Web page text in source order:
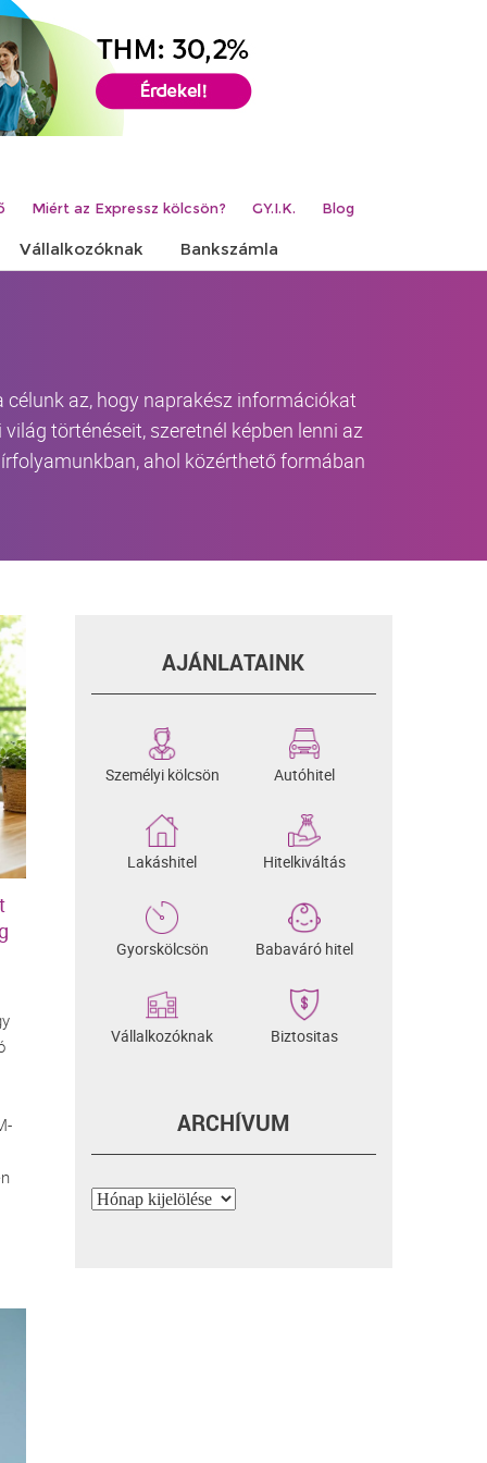
Miért az Expressz kölcsön? GY.I.K. Blog
Vállalkozóknak Bankszámla
az, hogy naprakész információkat
történéseit, szeretnél képben lenni az
ahol közérthető formában
AJÁNLATAINK
Személyi kölcsön Autóhitel
Lakáshitel Hitelkiváltás
Gyorskölcsön Babaváró hitel
Vállalkozóknak Biztositas
ARCHÍVUM
Archívum